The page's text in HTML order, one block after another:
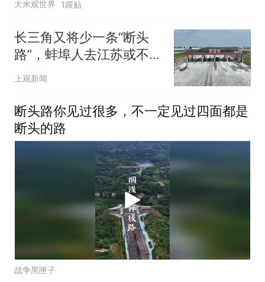
大米观世界 1跟贴
长三角又将少一条“断头
路”，蚌埠人去江苏或不用
再绕路
上观新闻
断头路你见过很多，不一定见过四面都是
断头的路
战争黑匣子